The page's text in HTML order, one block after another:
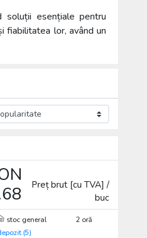
soluții esențiale pentru
fiabilitatea lor, având un
Preț brut [cu TVA] /
buc
stoc general
2 oră
(5)